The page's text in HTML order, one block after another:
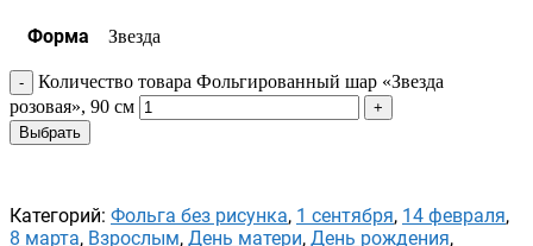
Форма Звезда
Количество товара Фольгированный шар «Звезда
розовая», 90 см
Выбрать
Категорий: Фольга без рисунка, 1 сентября, 14 февраля,
8 марта, Взрослым, День матери, День рождения,